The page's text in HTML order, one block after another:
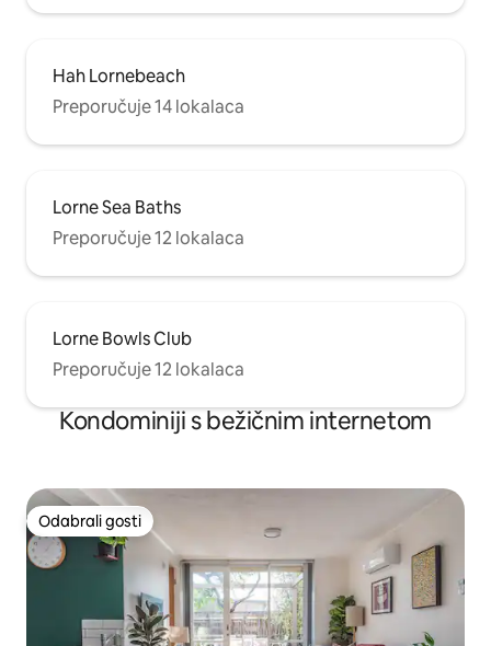
Hah Lornebeach
Preporučuje 14 lokalaca
Lorne Sea Baths
Preporučuje 12 lokalaca
Lorne Bowls Club
Preporučuje 12 lokalaca
Kondominiji s bežičnim internetom
Odabrali gosti
Odabrali gosti